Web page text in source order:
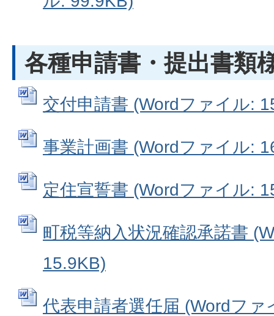
各種申請書・提出書類
交付申請書 (Wordファイル:
事業計画書 (Wordファイル:
定住宣誓書 (Wordファイル:
町税等納入状況確認承諾書
15.9KB)
代表申請者選任届 (Wordファ